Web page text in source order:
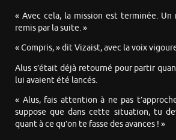
« Avec cela, la mission est terminée.
remis par la suite. »
« Compris, » dit Vizaist, avec la voix
Alus s’était déjà retourné pour partir
lui avaient été lancés.
« Alus, fais attention à ne pas
suppose que dans cette situation, tu
quant à ce qu’on te fasse des avances ! »